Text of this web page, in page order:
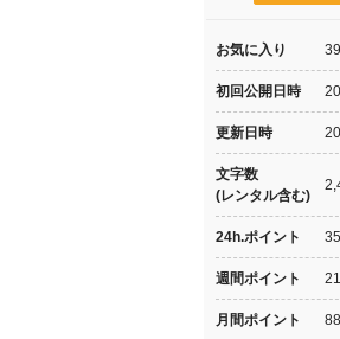
お気に入り
初回公開日時
更新日時
文字数
(レンタル含む)
24h.ポイント
週間ポイント
月間ポイント